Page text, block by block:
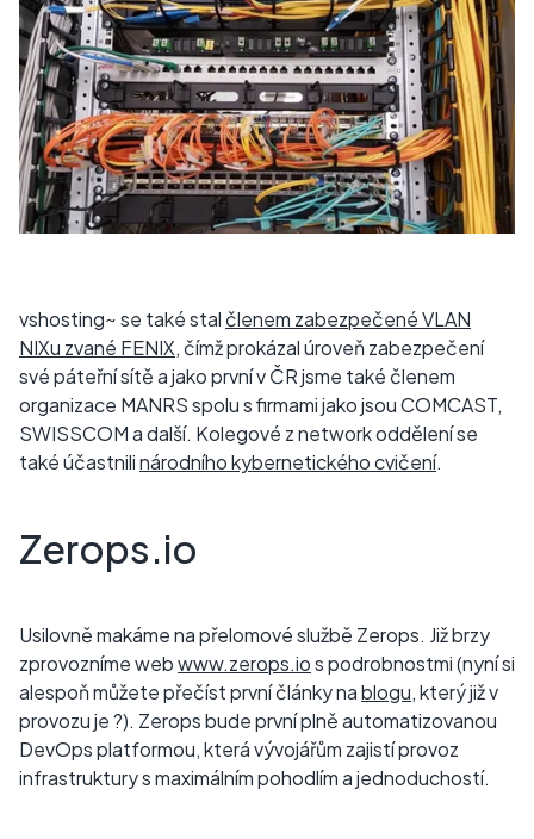
vshosting~ se také stal členem zabezpečené VLAN
NIXu zvané FENIX, čímž prokázal úroveň zabezpečení
své páteřní sítě a jako první v ČR jsme také členem
organizace MANRS spolu s firmami jako jsou COMCAST,
SWISSCOM a další. Kolegové z network oddělení se
také účastnilinárodního kybernetického cvičení.
Zerops.io
Usilovně makáme na přelomové službě Zerops. Již brzy
zprovozníme webwww.zerops.ios podrobnostmi (nyní si
alespoň můžete přečíst první články nablogu, který již v
provozu je ?). Zerops bude první plně automatizovanou
DevOps platformou, která vývojářům zajistí provoz
infrastruktury s maximálním pohodlím a jednoduchostí.